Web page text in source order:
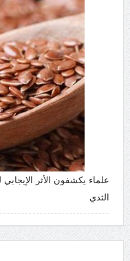
علماء يكشفون الأثر
الثدي